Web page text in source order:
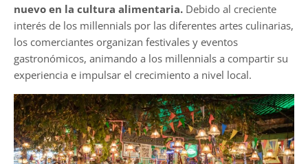
nuevo en la cultura alimentaria. Debido al creciente
interés de los millennials por las diferentes artes culinarias,
los comerciantes organizan festivales y eventos
gastronómicos, animando a los millennials a compartir su
experiencia e impulsar el crecimiento a nivel local.